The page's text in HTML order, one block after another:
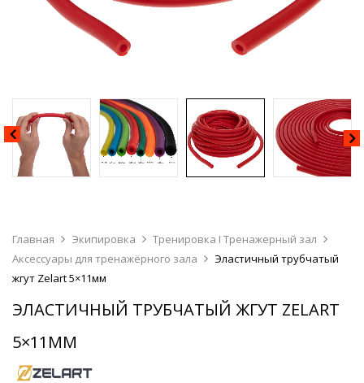
Главная Экипировка
Тренировка I Тренажерный зал
Аксессуары для тренажёрного зала
Эластичный трубчатый
жгут Zelart 5×11мм
ЭЛАСТИЧНЫЙ ТРУБЧАТЫЙ ЖГУТ ZELART
5×11ММ